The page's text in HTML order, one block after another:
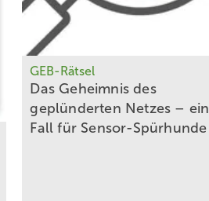
GEB-Rätsel
Das Geheimnis des
geplünderten Netzes – ein
Fall für Sensor-Spürhunde